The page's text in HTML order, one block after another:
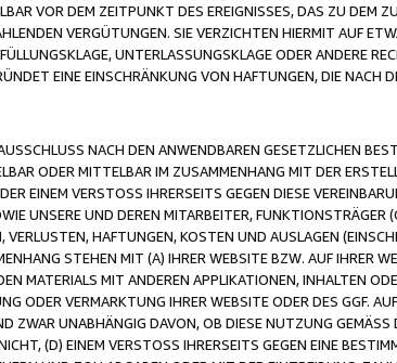
VOR DEM ZEITPUNKT DES EREIGNISSES, DAS ZU DEM
VERGÜTUNGEN. SIE VERZICHTEN HIERMIT AUF
UNTERLASSUNGSKLAGE ODER ANDERE
EINE EINSCHRÄNKUNG VON HAFTUNGEN, DIE NACH
NACH DEN ANWENDBAREN GESETZLICHEN
ODER MITTELBAR IM ZUSAMMENHANG MIT DER
EINEM VERSTOSS IHRERSEITS GEGEN DIESE
UNSERE UND DEREN MITARBEITER,
HAFTUNGEN, KOSTEN UND AUSLAGEN
STEHEN MIT (A) IHRER WEBSITE BZW. AUF IHRER
MATERIALS MIT ANDEREN APPLIKATIONEN, INHALTEN
ODER VERMARKTUNG IHRER WEBSITE ODER DES GGF.
ZWAR UNABHÄNGIG DAVON, OB DIESE NUTZUNG
(D) EINEM VERSTOSS IHRERSEITS GEGEN EINE